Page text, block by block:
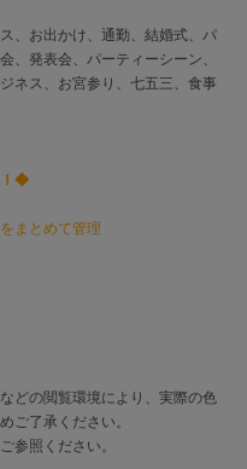
、お出かけ、通勤、結婚式、パ
、発表会、パーティーシーン、
ネス、お宮参り、七五三、食事
！◆
をまとめて管理
どの閲覧環境により、実際の色
ご了承ください。
参照ください。